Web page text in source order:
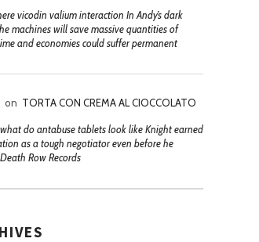
vicodin valium interaction In Andy’s dark
machines will save massive quantities of
and economies could suffer permanent
on TORTA CON CREMA AL CIOCCOLATO
do antabuse tablets look like Knight earned
as a tough negotiator even before he
Row Records